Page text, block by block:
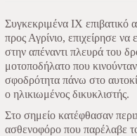
Συγκεκριμένα ΙΧ επιβατικό
προς Αγρίνιο, επιχείρησε να
στην απέναντι πλευρά του
μοτοποδήλατο που
σφοδρότητα πάνω στο
ο ηλικιωμένος δικυκλιστής.
Στο σημείο κατέφθασαν
ασθενοφόρο που παρέλαβε